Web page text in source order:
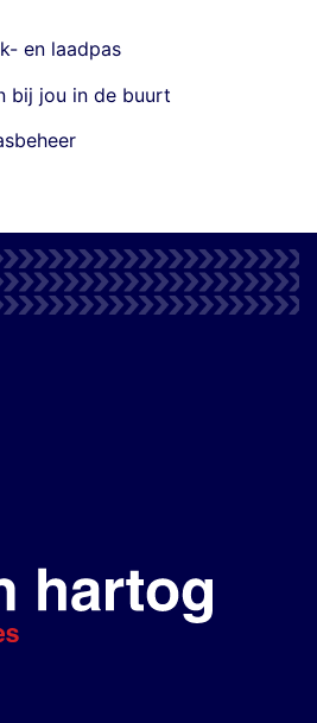
en laadpas
bij jou in de buurt